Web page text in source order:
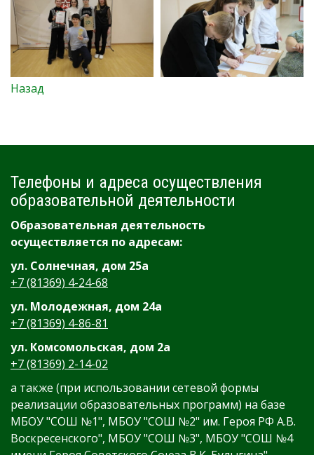
Назад
Телефоны и адреса осуществления
образовательной деятельности
Образовательная деятельность
осуществляется по адресам:
ул. Солнечная, дом 25а
+7 (81369) 4-24-68
ул. Молодежная, дом 24а
+7 (81369) 4-86-81
ул. Комсомольская, дом 2а
+7 (81369) 2-14-02
а также (при использовании сетевой формы
реализации образовательных программ) на базе
МБОУ "СОШ №1", МБОУ "СОШ №2" им. Героя РФ А.В.
Воскресенского", МБОУ "СОШ №3", МБОУ "СОШ №4